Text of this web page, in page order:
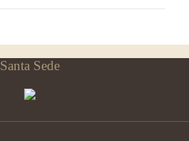
Santa Sede